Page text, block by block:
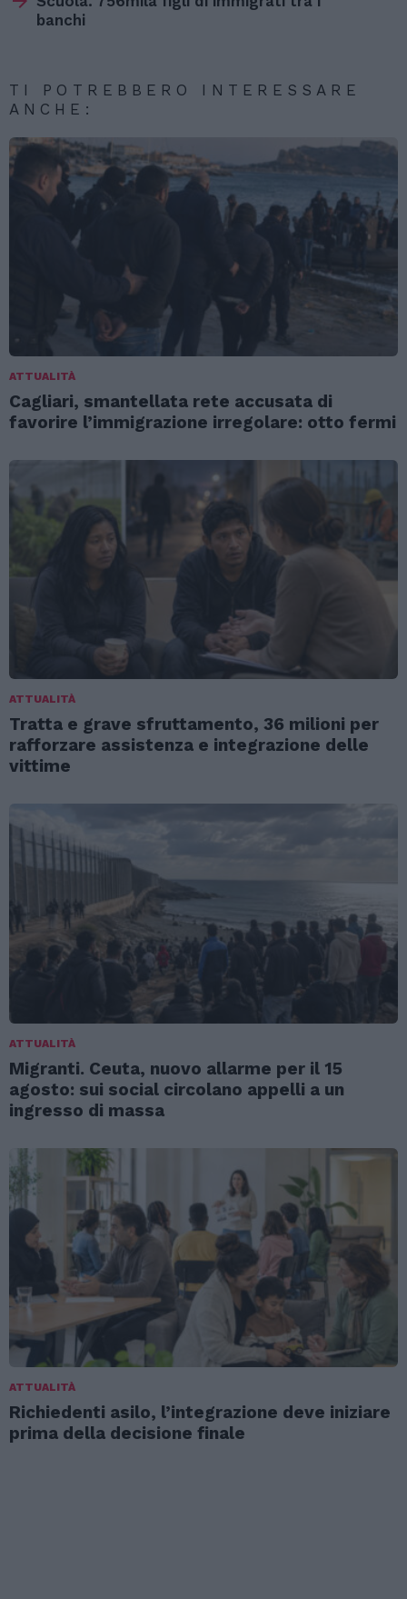
banchi
TI POTREBBERO INTERESSARE
ANCHE:
ATTUALITÀ
Cagliari, smantellata rete accusata di
favorire l’immigrazione irregolare: otto fermi
ATTUALITÀ
Tratta e grave sfruttamento, 36 milioni per
rafforzare assistenza e integrazione delle
vittime
ATTUALITÀ
Migranti. Ceuta, nuovo allarme per il 15
agosto: sui social circolano appelli a un
ingresso di massa
ATTUALITÀ
Richiedenti asilo, l’integrazione deve iniziare
prima della decisione finale